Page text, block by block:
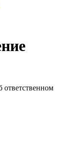
ответственном